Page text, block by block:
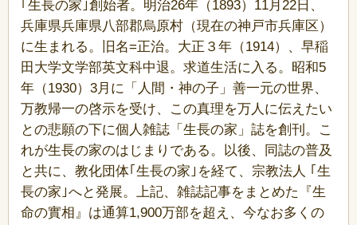
｢生長の家｣創始者。明治26年（1893）11月22日、
兵庫県兵庫県八部郡烏原村（現在の神戸市兵庫区）
に生まれる。旧名=正治。大正３年（1914）、早稲
田大学文学部英文科中退。求道生活に入る。昭和5
年（1930）3月に「人間・神の子」善一元の世界、
万教帰一の啓示を受け、この真理を万人に伝えたい
との悲願の下に個人雑誌「生長の家」誌を創刊。こ
れが生長の家のはじまりである。以後、同誌の普及
と共に、教化団体｢生長の家｣を経て、宗教法人 ｢生
長の家｣へと発展。上記、雑誌記事をまとめた『生
命の實相』は通算1,900万部を超え、今なお多くの